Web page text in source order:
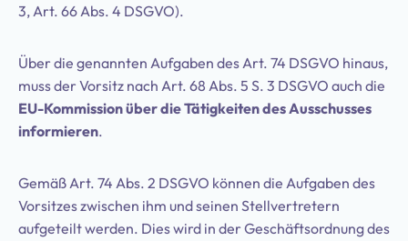
3, Art. 66 Abs. 4 DSGVO).
Über die genannten Aufgaben des Art. 74 DSGVO hinaus,
muss der Vorsitz nach Art. 68 Abs. 5 S. 3 DSGVO auch die
EU-Kommission über die Tätigkeiten des Ausschusses
informieren.
Gemäß Art. 74 Abs. 2 DSGVO können die Aufgaben des
Vorsitzes zwischen ihm und seinen Stellvertretern
aufgeteilt werden. Dies wird in der Geschäftsordnung des